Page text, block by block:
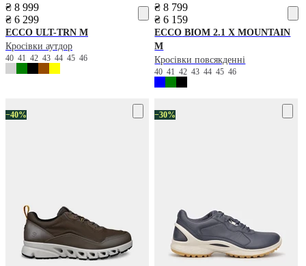
₴ 8 999
₴ 6 299
ECCO ULT-TRN M
Кросівки аутдор
40 41 42 43 44 45 46
₴ 8 799
₴ 6 159
ECCO BIOM 2.1 X MOUNTAIN
M
Кросівки повсякденні
40414243444546
−40% −30%